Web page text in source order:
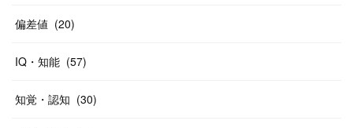
偏差値 (20)
IQ・知能 (57)
知覚・認知 (30)